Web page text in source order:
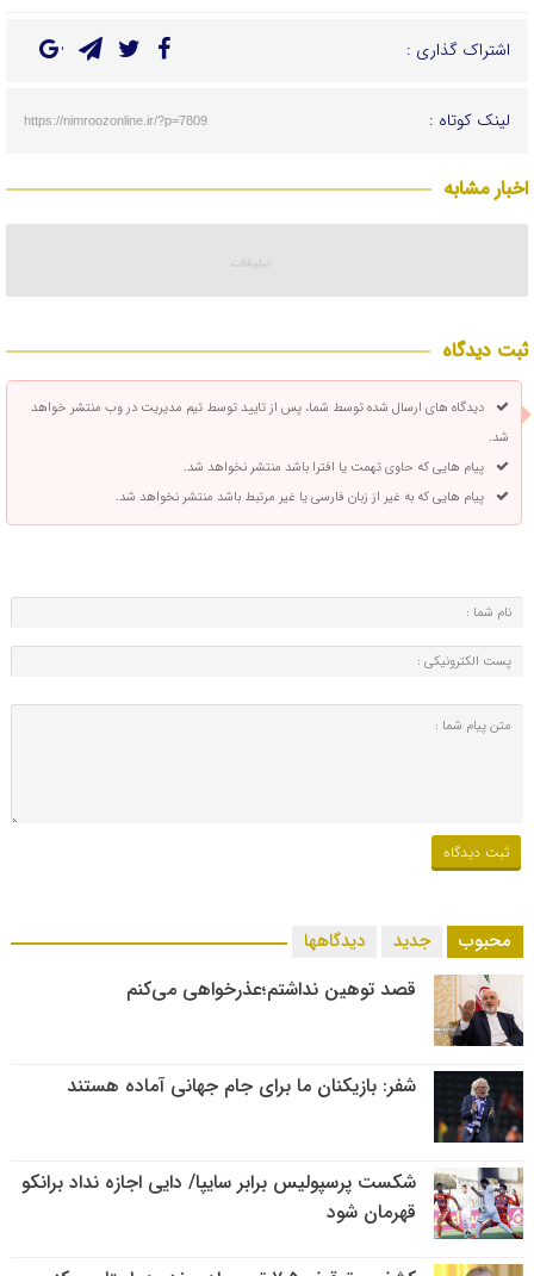
اشتراک گذاری :
لینک کوتاه : https://nimroozonline.ir/?p=7809
اخبار مشابه
ثبت دیدگاه
دیدگاه های ارسال شده توسط شما، پس از تایید توسط تیم مدیریت در وب منتشر خواهد
شد.
پیام هایی که حاوی تهمت یا افترا باشد منتشر نخواهد شد.
پیام هایی که به غیر از زبان فارسی یا غیر مرتبط باشد منتشر نخواهد شد.
محبوب جدید دیدگاهها
قصد توهین نداشتم؛عذرخواهی می‌کنم
شفر: بازیکنان ما برای جام جهانی آماده هستند
شکست پرسپولیس برابر سایپا/ دایی اجازه نداد برانکو
قهرمان شود